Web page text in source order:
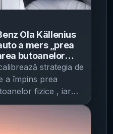
Ola Källenius
a mers „prea
butoanelor
comenzi pe
unor
mari
strategia de
a împins prea
fizice , iar
de „coexistență”
vine pe fondul